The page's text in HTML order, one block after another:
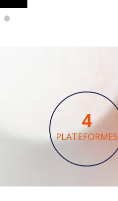
4
PLATEFORMES